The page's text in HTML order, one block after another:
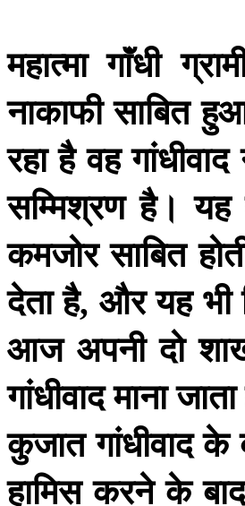
महात्मा गाॅंधी
नाकाफी साबित
रहा है वह गांधीवाद
सम्मिश्रण है। यह
कमजोर साबित
देता है, और यह भी
आज अपनी दो
गांधीवादमानाजाता
कुजात गांधीवाद के
हामिस करने के बाद